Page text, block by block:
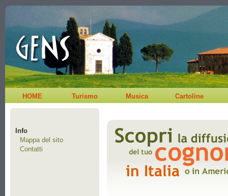
HOME Turismo Musica Cartoline
Info
Mappa del sito
Contatti